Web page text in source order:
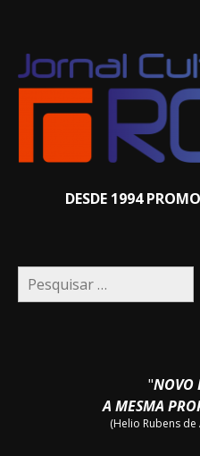
DESDE 1994
Pesquisar
por:
"NOVO
A MESMA
(Helio Rubens